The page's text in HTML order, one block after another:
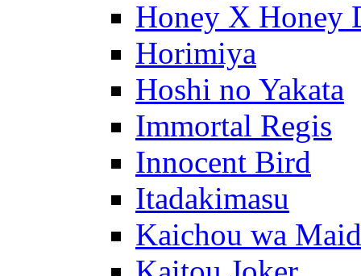
Honey X Honey
Horimiya
Hoshi no Yakata
Immortal Regis
Innocent Bird
Itadakimasu
Kaichou wa